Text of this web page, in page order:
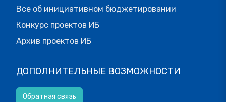
Все об инициативном бюджетировании
Конкурс проектов ИБ
Архив проектов ИБ
ДОПОЛНИТЕЛЬНЫЕ ВОЗМОЖНОСТИ
Обратная связь